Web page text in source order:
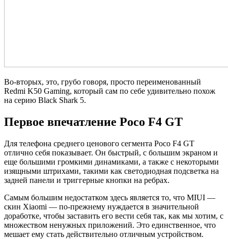
Во-вторых, это, грубо говоря, просто переименованный
Redmi K50 Gaming, который сам по себе удивительно похож
на серию Black Shark 5.
Первое впечатление Poco F4 GT
Для телефона среднего ценового сегмента Poco F4 GT
отлично себя показывает. Он быстрый, с большим экраном и
еще большими громкими динамиками, а также с некоторыми
изящными штрихами, такими как светодиодная подсветка на
задней панели и триггерные кнопки на ребрах.
Самым большим недостатком здесь является то, что MIUI —
скин Xiaomi — по-прежнему нуждается в значительной
доработке, чтобы заставить его вести себя так, как мы хотим, с
множеством ненужных приложений. Это единственное, что
мешает ему стать действительно отличным устройством.